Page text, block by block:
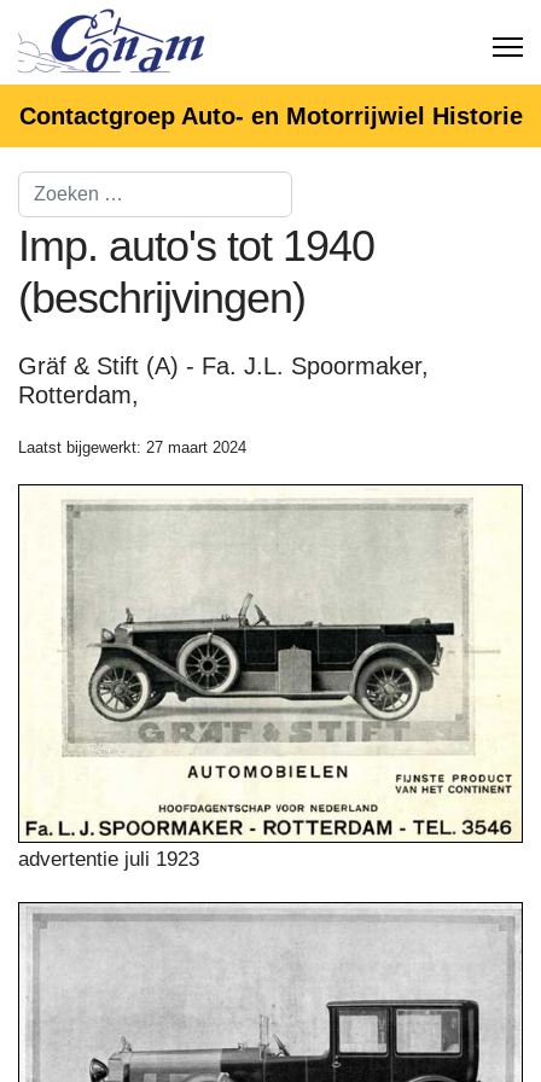
Contactgroep Auto- en Motorrijwiel Historie
Imp. auto's tot 1940
(beschrijvingen)
Gräf & Stift (A) - Fa. J.L. Spoormaker,
Rotterdam,
Laatst bijgewerkt: 27 maart 2024
advertentie juli 1923